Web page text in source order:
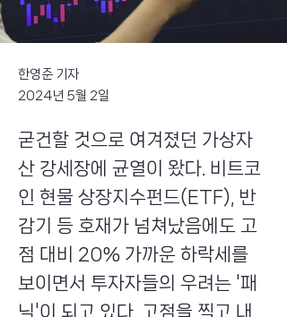
한영준 기자
2024년 5월 2일
굳건할 것으로 여겨졌던 가상자
산 강세장에 균열이 왔다. 비트코
인 현물 상장지수펀드(ETF), 반
감기 등 호재가 넘쳐났음에도 고
점 대비 20% 가까운 하락세를
보이면서 투자자들의 우려는 '패
닉'이 되고 있다. 고점을 찍고 내